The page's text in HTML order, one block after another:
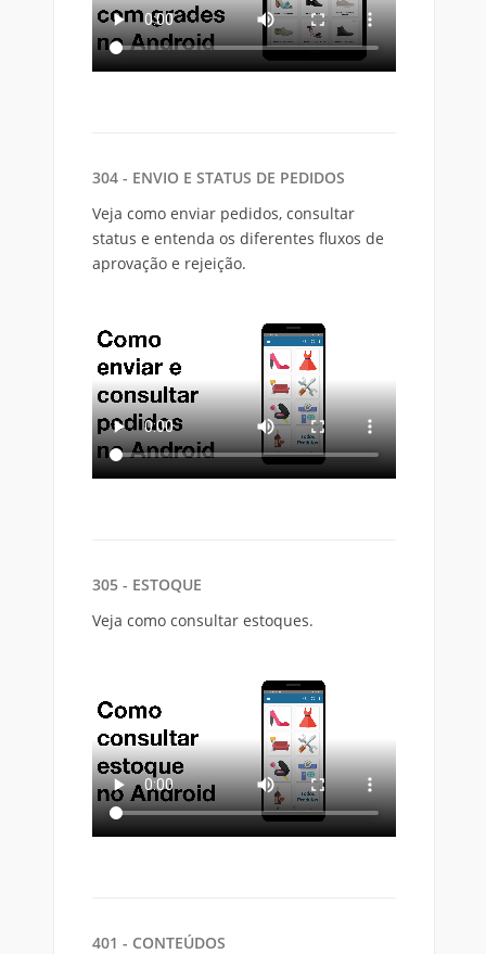
304 - ENVIO E STATUS DE PEDIDOS
Veja como enviar pedidos, consultar
status e entenda os diferentes fluxos de
aprovação e rejeição.
305 - ESTOQUE
Veja como consultar estoques.
401 - CONTEÚDOS